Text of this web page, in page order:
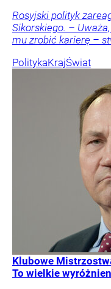
Rosyjski polityk
Sikorskiego. –
mu zrobić karierę –
PolitykaKrajŚwiat
Klubowe
To wielkie